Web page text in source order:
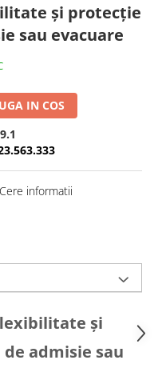
și protecție
sau evacuare
IN COS
informatii
și
admisie sau